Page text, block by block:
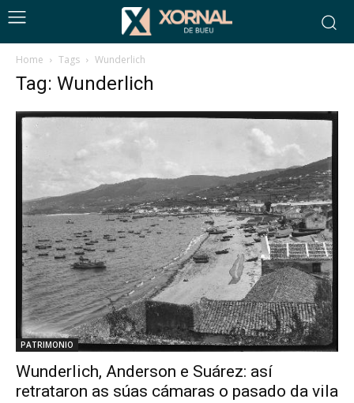
Home Tags Wunderlich
Tag: Wunderlich
PATRIMONIO
Wunderlich, Anderson e Suárez: así
retrataron as súas cámaras o pasado da vila